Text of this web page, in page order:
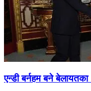
एन्डी बर्नहम बने